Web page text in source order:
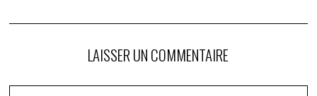
LAISSER UN COMMENTAIRE